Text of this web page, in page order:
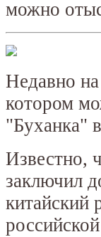
можно
Недавно
котором
"Буханка"
Известно,
заключил
китайский